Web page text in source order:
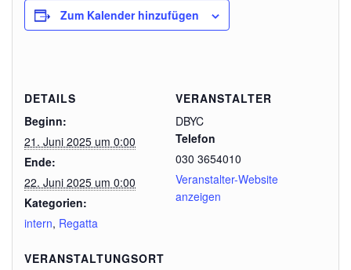
Zum Kalender hinzufügen
DETAILS
Beginn:
21. Juni 2025 um 0:00
Ende:
22. Juni 2025 um 0:00
Kategorien:
intern, Regatta
VERANSTALTUNGSORT
VERANSTALTER
DBYC
Telefon
030 3654010
Veranstalter-Website
anzeigen